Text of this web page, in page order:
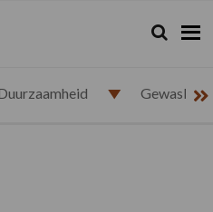
Zoeken...
Zoek